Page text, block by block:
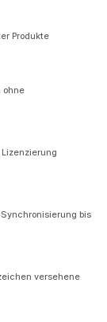
Produkte
ohne
bis
versehene